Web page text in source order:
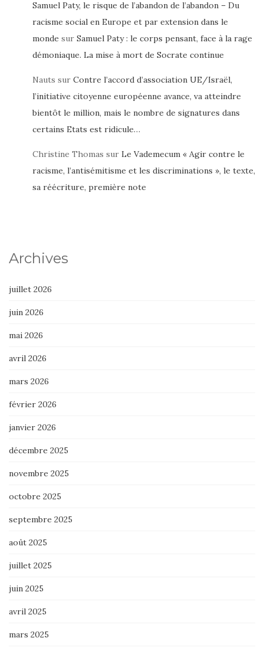
Samuel Paty, le risque de l’abandon de l’abandon – Du
racisme social en Europe et par extension dans le
monde sur Samuel Paty : le corps pensant, face à la rage
démoniaque. La mise à mort de Socrate continue
Nauts sur Contre l’accord d’association UE/Israël,
l’initiative citoyenne européenne avance, va atteindre
bientôt le million, mais le nombre de signatures dans
certains Etats est ridicule…
Christine Thomas sur Le Vademecum « Agir contre le
racisme, l’antisémitisme et les discriminations », le texte,
sa réécriture, première note
Archives
juillet 2026
juin 2026
mai 2026
avril 2026
mars 2026
février 2026
janvier 2026
décembre 2025
novembre 2025
octobre 2025
septembre 2025
août 2025
juillet 2025
juin 2025
avril 2025
mars 2025